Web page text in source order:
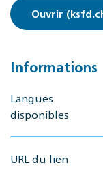
Ouvrir
Informations
Langues
disponibles
URL du lien